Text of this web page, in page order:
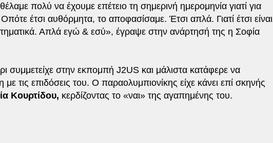
πολύ να έχουμε επέτειο τη σημερινή ημερομηνία γιατί για
έτσι αυθόρμητα, το αποφασίσαμε. Έτσι απλά. Γιατί έτσι είναι
Απλά εγώ & εσύ», έγραψε στην ανάρτησή της η Σοφία
συμμετείχε στην εκπομπή J2US και μάλιστα κατάφερε να
τις επιδόσεις του. Ο παραολυμπιονίκης είχε κάνει επί σκηνής
Κουρτίδου, κερδίζοντας το «ναι» της αγαπημένης του.